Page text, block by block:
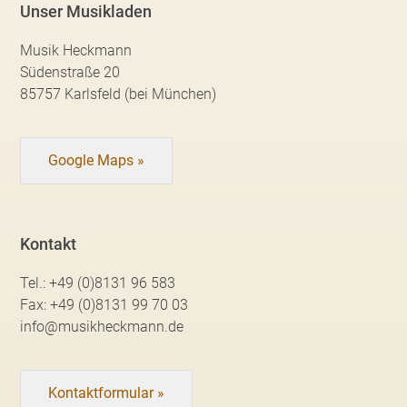
Unser Musikladen
Musik Heckmann
Südenstraße 20
85757 Karlsfeld (bei München)
Google Maps »
Kontakt
Tel.:+49 (0)8131 96 583
Fax:+49 (0)8131 99 70 03
info@musikheckmann.de
Kontaktformular »